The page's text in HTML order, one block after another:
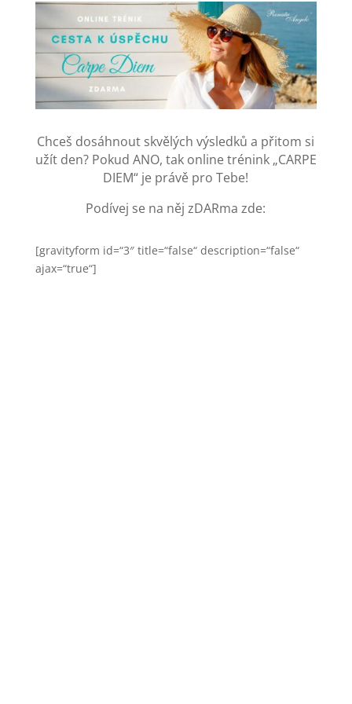
Chceš dosáhnout skvělých výsledků a přitom si
užít den? Pokud ANO, tak online trénink „CARPE
DIEM“ je právě pro Tebe!
Podívej se na něj zDARma zde:
[gravityform id=“3″ title=“false“ description=“false“
ajax=“true“]